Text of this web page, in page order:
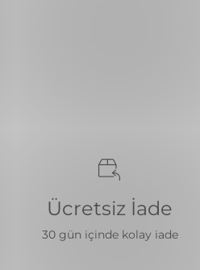
Ücretsiz İade
30 gün içinde kolay iade